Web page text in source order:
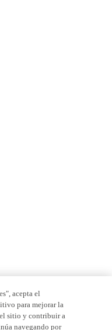
acepta el
para mejorar la
sitio y contribuir a
navegando por